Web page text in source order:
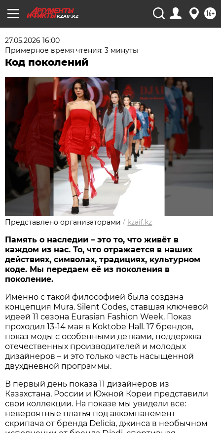
KZAIF.KZ 16+
27.05.2026 16:00
Примерное время чтения: 3 минуты
Код поколений
Представлено организаторами / kzaif.kz
Память о наследии – это то, что живёт в
каждом из нас. То, что отражается в наших
действиях, символах, традициях, культурном
коде. Мы передаем её из поколения в
поколение.
Именно с такой философией была создана
концепция Mura. Silent Codes, ставшая ключевой
идеей 11 сезона Eurasian Fashion Week. Показ
проходил 13-14 мая в Koktobe Hall. 17 брендов,
показ моды с особенными детками, поддержка
отечественных производителей и молодых
дизайнеров – и это только часть насыщенной
двухдневной программы.
В первый день показа 11 дизайнеров из
Казахстана, России и Южной Кореи представили
свои коллекции. На показе мы увидели все:
невероятные платья под аккомпанемент
скрипача от бренда Delicia, джинса в необычном